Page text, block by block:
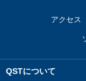
アクセス
QSTについて